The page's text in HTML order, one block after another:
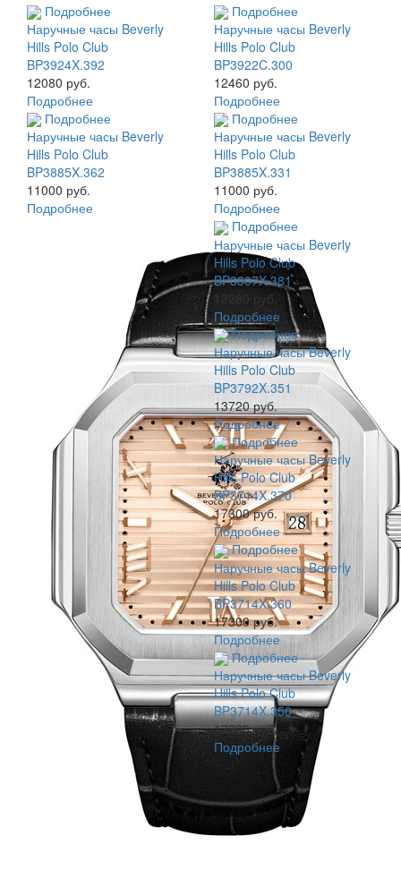
Подробнее
Наручные часы Beverly
Hills Polo Club
BP3924X.392
12080 руб.
Подробнее
Подробнее
Наручные часы Beverly
Hills Polo Club
BP3922C.300
12460 руб.
Подробнее
Подробнее
Наручные часы Beverly
Hills Polo Club
BP3885X.362
11000 руб.
Подробнее
Подробнее
Наручные часы Beverly
Hills Polo Club
BP3885X.331
11000 руб.
Подробнее
Подробнее
Наручные часы Beverly
Hills Polo Club
BP3807X.381
13280 руб.
Подробнее
Подробнее
Наручные часы Beverly
Hills Polo Club
BP3792X.351
13720 руб.
Подробнее
Подробнее
Наручные часы Beverly
Hills Polo Club
BP3714X.370
17300 руб.
Подробнее
Подробнее
Наручные часы Beverly
Hills Polo Club
BP3714X.360
17300 руб.
Подробнее
Подробнее
Наручные часы Beverly
Hills Polo Club
BP3714X.350
17300 руб.
Подробнее